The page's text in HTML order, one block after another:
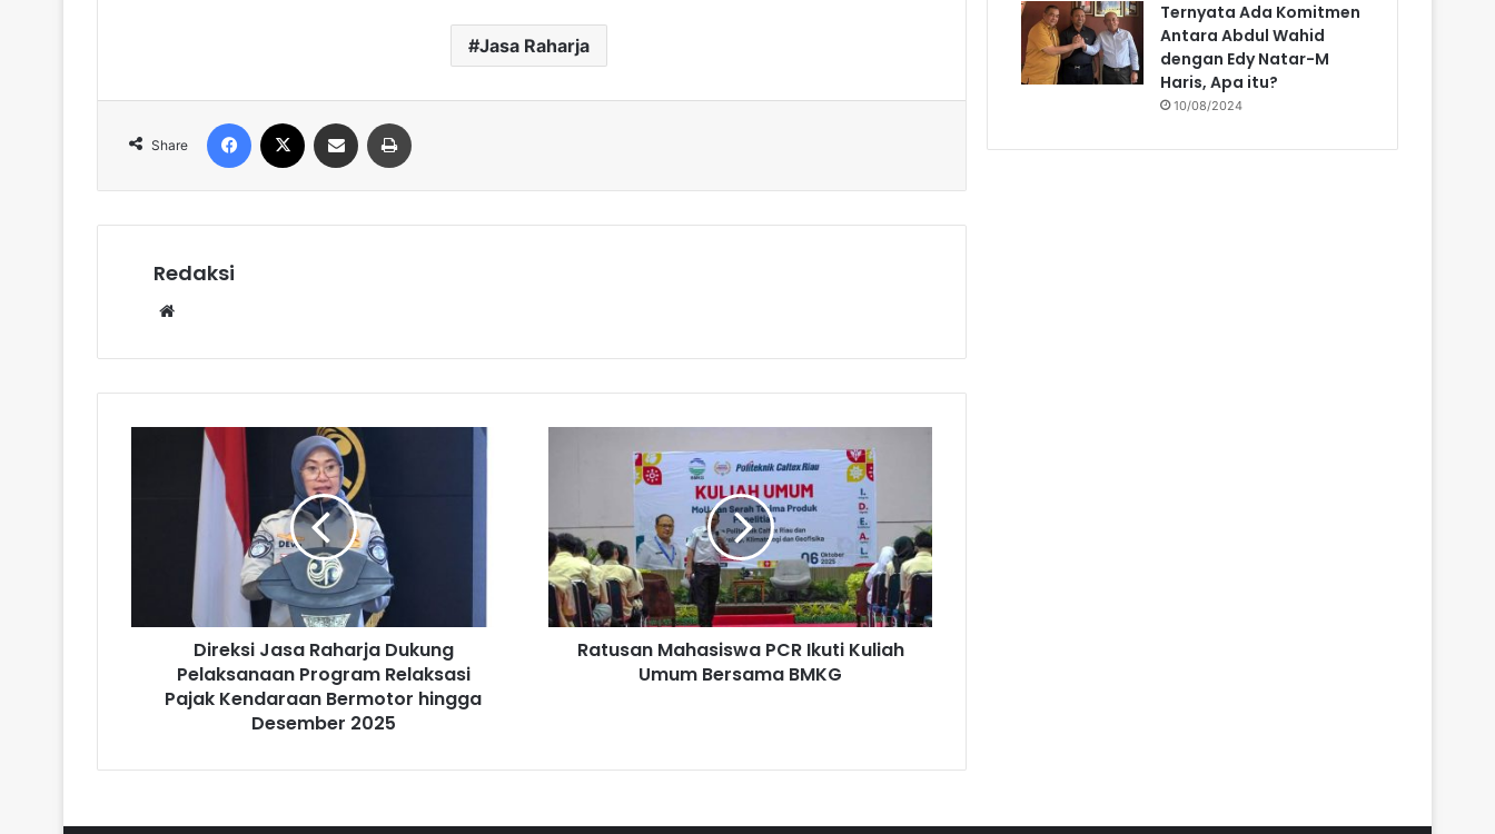
Jasa Raharja
Share
Facebook Share via Email
Redaksi
Direksi Jasa Raharja Dukung
Pelaksanaan Program Relaksasi
Pajak Kendaraan Bermotor hingga
Desember 2025
Ratusan Mahasiswa PCR Ikuti Kuliah
Umum Bersama BMKG
Ternyata Ada Komitmen
Antara Abdul Wahid
dengan Edy Natar-M
Haris, Apa itu?
10/08/2024